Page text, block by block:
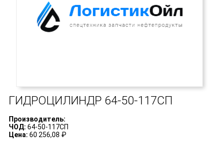
ГИДРОЦИЛИНДР 64-50-117СП
Производитель:
ЧОД: 64-50-117СП
Цена: 60 256,08 ₽